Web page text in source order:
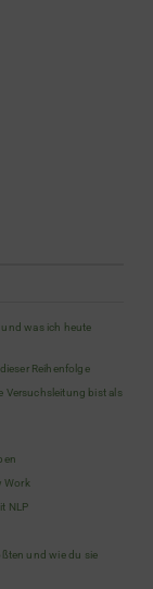
und was ich heute
Reihenfolge
Versuchsleitung bist als
Work
NLP
und wie du sie